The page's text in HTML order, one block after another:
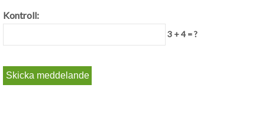
Kontroll:
3 + 4 = ?